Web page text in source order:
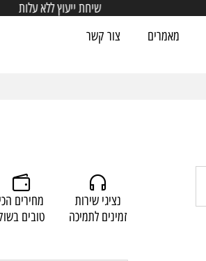
מאמרים צור קשר
נציגי שירות
זמינים לתמיכה
מחירים הכי
טובים בשוק